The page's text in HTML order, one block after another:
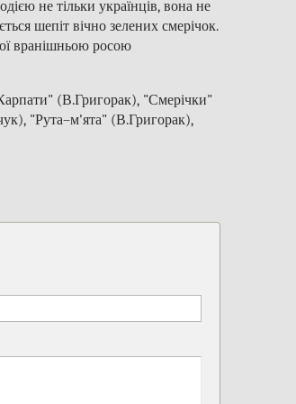
не тільки українців, вона не
шепіт вічно зелених смерічок.
вранішньою росою
(В.Григорак), "Смерічки"
"Рута–м'ята" (В.Григорак),